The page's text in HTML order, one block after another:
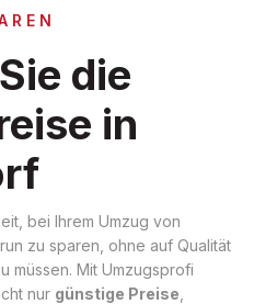
die
in
bei Ihrem Umzug von
zu sparen, ohne auf Qualität
müssen. Mit Umzugsprofi
nur günstige Preise